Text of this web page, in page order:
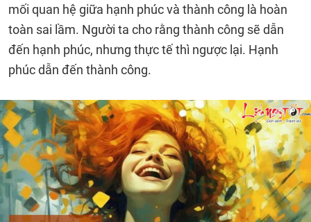
mối quan hệ giữa hạnh phúc và thành công là hoàn
toàn sai lầm. Người ta cho rằng thành công sẽ dẫn
đến hạnh phúc, nhưng thực tế thì ngược lại. Hạnh
phúc dẫn đến thành công.